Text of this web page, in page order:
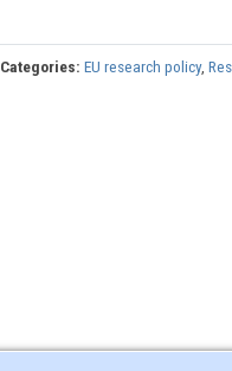
Categories: EU research policy,